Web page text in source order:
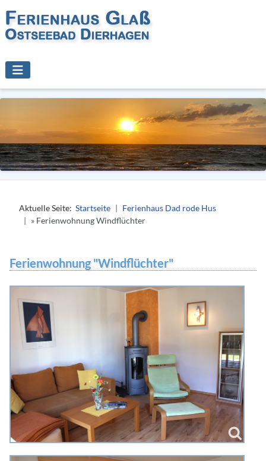
Aktuelle Seite: Startseite
Ferienhaus Dad rode Hus
» Ferienwohnung Windflüchter
Ferienwohnung "Windflüchter"